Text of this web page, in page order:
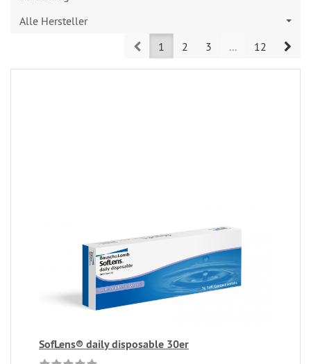
Alle Hersteller
Prev1 2 3 ... 12
SofLens® daily disposable 30er